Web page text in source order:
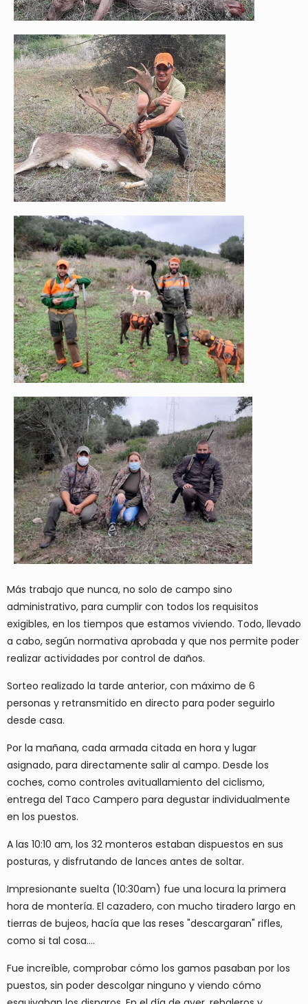
Más trabajo que nunca, no solo de campo sino
administrativo, para cumplir con todos los requisitos
exigibles, en los tiempos que estamos viviendo. Todo, llevado
a cabo, según normativa aprobada y que nos permite poder
realizar actividades por control de daños.
Sorteo realizado la tarde anterior, con máximo de 6
personas y retransmitido en directo para poder seguirlo
desde casa.
Por la mañana, cada armada citada en hora y lugar
asignado, para directamente salir al campo. Desde los
coches, como controles avituallamiento del ciclismo,
entrega del Taco Campero para degustar individualmente
en los puestos.
A las 10:10 am, los 32 monteros estaban dispuestos en sus
posturas, y disfrutando de lances antes de soltar.
Impresionante suelta (10:30am) fue una locura la primera
hora de montería. El cazadero, con mucho tiradero largo en
tierras de bujeos, hacía que las reses "descargaran" rifles,
como si tal cosa....
Fue increíble, comprobar cómo los gamos pasaban por los
puestos, sin poder descolgar ninguno y viendo cómo